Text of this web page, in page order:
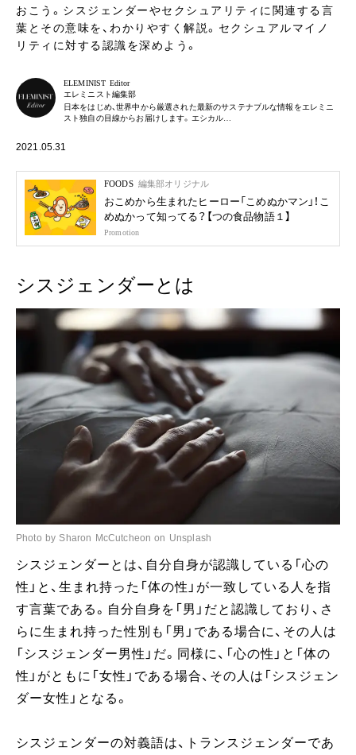
おこう。シスジェンダーやセクシュアリティに関連する言
葉とその意味を、わかりやすく解説。セクシュアルマイノ
リティに対する認識を深めよう。
ELEMINIST Editor
エレミニスト編集部
日本をはじめ、世界中から厳選された最新のサステナブルな情報をエレミニ
スト独自の目線からお届けします。エシカル…
2021.05.31
FOODS 編集部オリジナル
おこめから生まれたヒーロー「こめぬかマン」！こ
めぬかって知ってる？【つの食品物語１】
Promotion
シスジェンダーとは
Photo by Sharon McCutcheon on Unsplash
シスジェンダーとは、自分自身が認識している「心の
性」と、生まれ持った「体の性」が一致している人を指
す言葉である。自分自身を「男」だと認識しており、さ
らに生まれ持った性別も「男」である場合に、その人は
「シスジェンダー男性」だ。同様に、「心の性」と「体の
性」がともに「女性」である場合、その人は「シスジェン
ダー女性」となる。
シスジェンダーの対義語は、トランスジェンダーであ